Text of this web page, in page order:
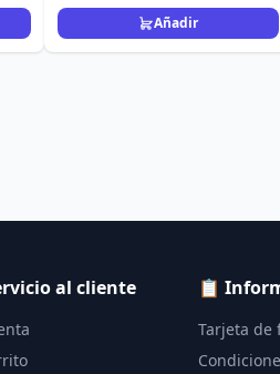
Añadir
al cliente 📋
Tarjeta de